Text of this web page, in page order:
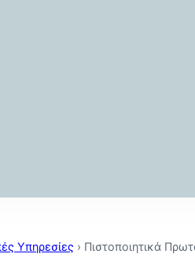
Υπηρεσίες › Πιστοποιητικά